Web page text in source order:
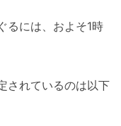
るには、およそ1時
されているのは以下